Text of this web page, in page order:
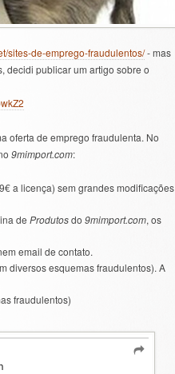
sites-de-emprego-fraudulentos/- mas
decidi publicar um artigo sobre o
oferta de emprego fraudulenta. No
9mimport.com:
a licença) sem grandes modificações
de Produtosdo 9mimport.com, os
email de contato.
diversos esquemas fraudulentos). A
fraudulentos)